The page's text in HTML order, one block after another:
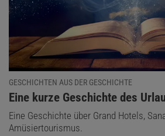
GESCHICHTEN AUS DER GESCHICHTE
:
Eine kurze Geschichte des
Eine Geschichte über Grand Hotels,
Amüsiertourismus.